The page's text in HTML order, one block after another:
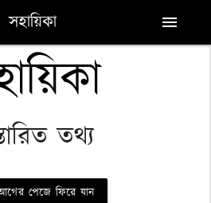
সহায়িকা menu
তথ্য
পেজে ফিরে যান